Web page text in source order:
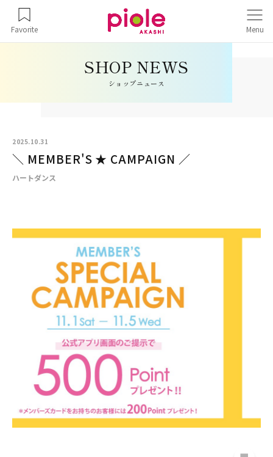
Favorite Menu
ショップニュース
2025.10.31
＼ MEMBER'S ★ CAMPAIGN ／
ハートダンス